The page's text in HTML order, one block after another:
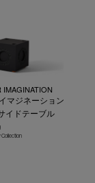
IMAGINATION
マジネーション
イドテーブル
Collection